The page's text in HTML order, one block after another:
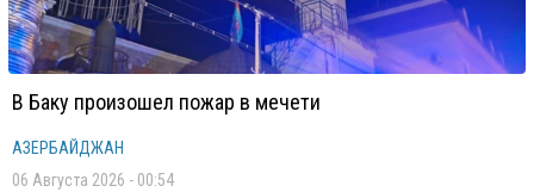
В Баку произошел пожар в мечети
АЗЕРБАЙДЖАН
06 Августа 2026 - 00:54